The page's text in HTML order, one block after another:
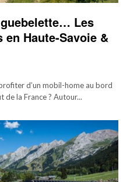
Les
Haute-Savoie &
d’un mobil-home au bord
de la France ? Autour...